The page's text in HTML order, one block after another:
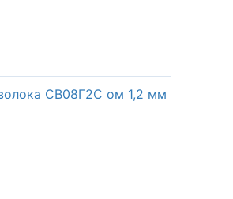
СВ08Г2С ом 1,2 мм (15кг)